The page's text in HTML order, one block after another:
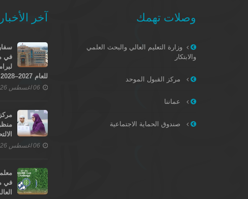
وصلات تهمك
وزارة التعليم العالي والبحث العلمي
والابتكار
مركز القبول الموحد
عماننا
صندوق الحماية الاجتماعية
آخر الأخبار
في
للعام 2027–2028
06 اغسطس 2026
06 اغسطس 2026